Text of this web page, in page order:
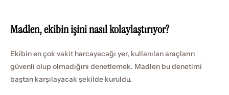
Madlen, ekibin işini nasıl kolaylaştırıyor?
Ekibin en çok vakit harcayacağı yer, kullanılan araçların
güvenli olup olmadığını denetlemek. Madlen bu denetimi
baştan karşılayacak şekilde kuruldu.